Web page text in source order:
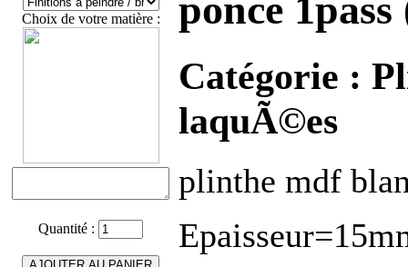
Choix de votre matière :
Quantité :
ponce
Catégorie :
laquÃ©es
plinthe mdf